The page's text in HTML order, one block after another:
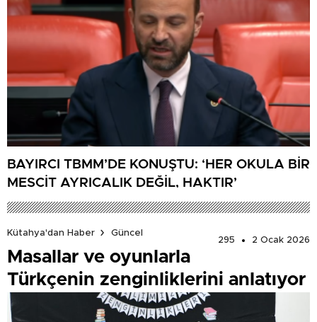
BAYIRCI TBMM’DE KONUŞTU: ‘HER OKULA BİR
MESCİT AYRICALIK DEĞİL, HAKTIR’
Kütahya'dan Haber
Güncel
295
2 Ocak 2026
Masallar ve oyunlarla
Türkçenin zenginliklerini anlatıyor